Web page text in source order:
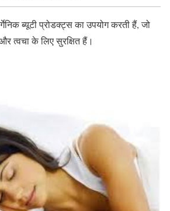
ब्यूटी प्रोडक्ट्स का उपयोग करती हैं,जो
त्वचा के लिए सुरक्षित हैं।